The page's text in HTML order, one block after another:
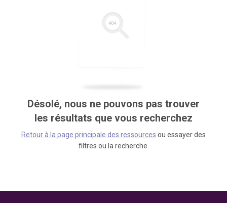
Désolé, nous ne pouvons pas trouver
les résultats que vous recherchez
Retour à la page principale des ressources ou essayer des
filtres ou la recherche.